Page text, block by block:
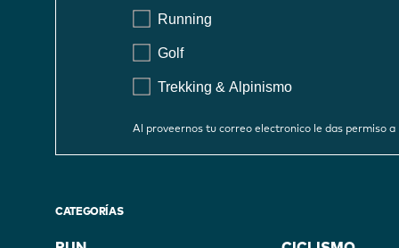
Running
Golf
Trekking & Alpinismo
Al proveernos tu correo electronico le das permiso
CATEGORÍAS